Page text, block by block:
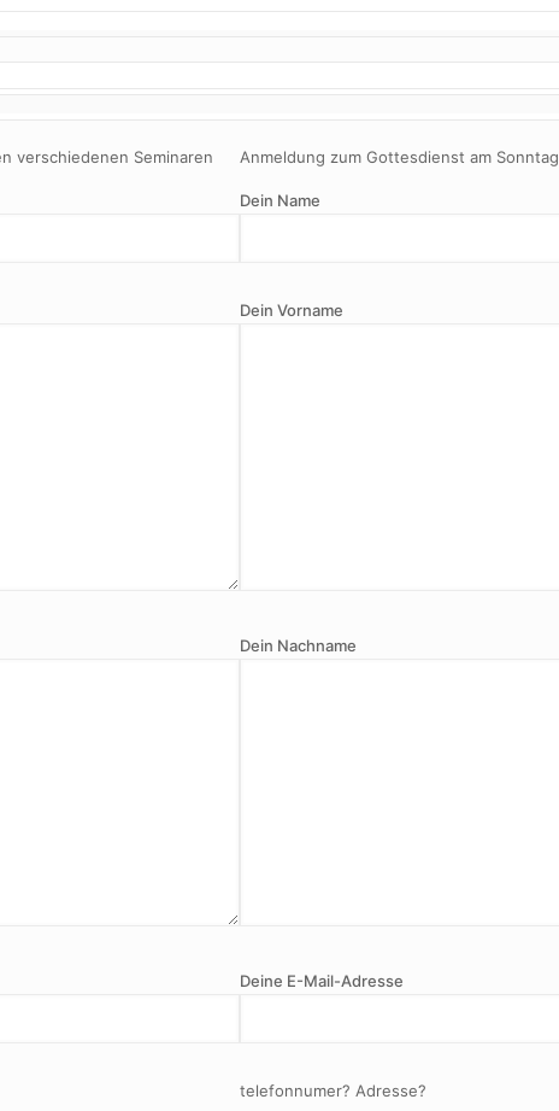
verschiedenen Seminaren Anmeldung zum Gottesdienst am Sonntag
Dein Name
Dein Vorname
Dein Nachname
Deine E-Mail-Adresse
telefonnumer? Adresse?